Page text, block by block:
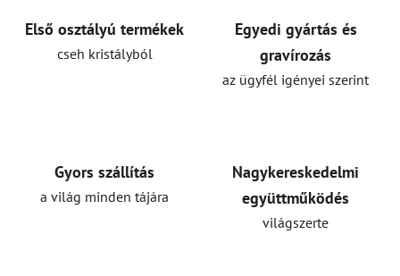
Első osztályú termékek
cseh kristályból
Egyedi gyártás és
gravírozás
az ügyfél igényei szerint
Gyors szállítás
a világ minden tájára
Nagykereskedelmi
együttműködés
világszerte